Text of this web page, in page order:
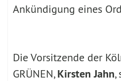
Ankündigung eines
Die Vorsitzende der
GRÜNEN,Kirsten Jahn,